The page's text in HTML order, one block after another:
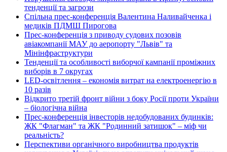
тенденції та загрози
Спільна прес-конференція Валентина Наливайченка і
медиків ПДМШ Пирогова
Прес-конференція з приводу судових позовів
авіакомпанії МАУ до аеропорту "Львів" та
Мінінфраструктури
Тенденції та особливості виборчої кампанії проміжних
виборів в 7 округах
LED-освітлення – економія витрат на електроенергію в
10 разів
Відкрито третій фронт війни з боку Росії проти України
– біологічна війна
Прес-конференція інвесторів недобудованих будинків:
ЖК "Флагман" та ЖК "Родинний затишок" – міф чи
реальність?
Перспективи органічного виробництва продуктів